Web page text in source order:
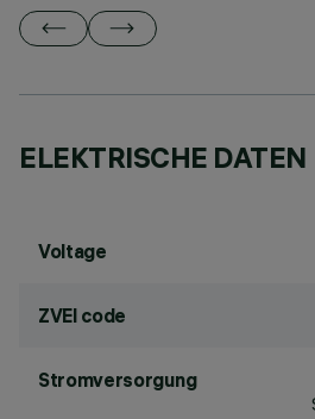
ELEKTRISCHE DATEN
Voltage
ZVEI code
Stromversorgung